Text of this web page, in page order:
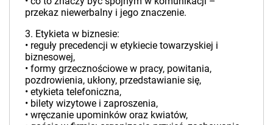
przekaz niewerbalny i jego znaczenie.
3. Etykieta w biznesie:
• reguły precedencji w etykiecie towarzyskiej i
biznesowej,
• formy grzecznościowe w pracy, powitania,
pozdrowienia, ukłony, przedstawianie się,
• etykieta telefoniczna,
• bilety wizytowe i zaproszenia,
• wręczanie upominków oraz kwiatów,